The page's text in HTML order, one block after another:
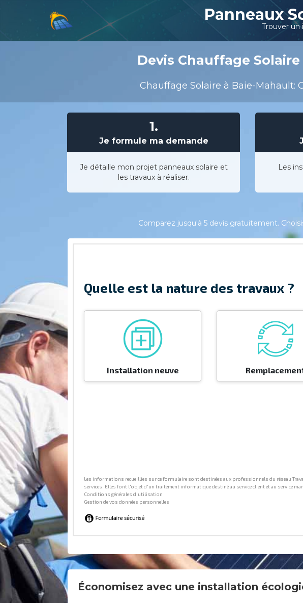
Panneaux
Trouver un
Devis Chauffage
Chauffage Solaire à Baie-Mahault:
1.
Je formule ma demande
Je détaille mon projet panneaux solaire et
les travaux à réaliser.
Les
Comparez jusqu'à 5 devis gratuitement.
Économisez avec une installation